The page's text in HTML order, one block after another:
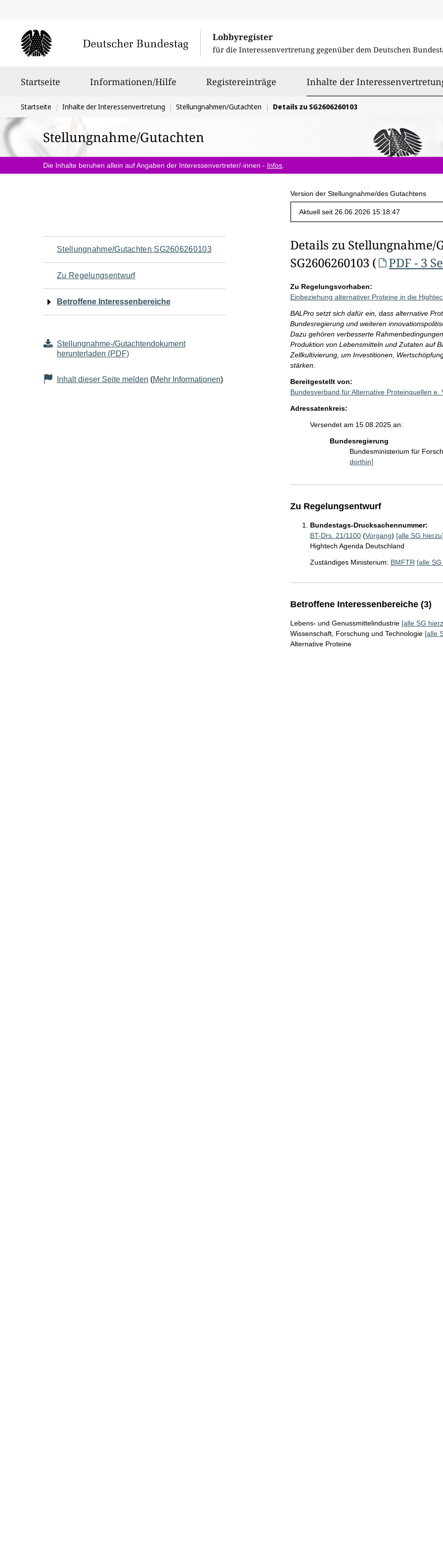
Lobbyregister
für die Interessenvertretung gegenüber dem Deutschen
Startseite Informationen/Hilfe Registereinträge Inhalte der
Sie
befinden
sich
hier:
Startseite Inhalte der Interessenvertretung Stellungnahmen/Gutachten Details zu SG2606260103
Stellungnahme/Gutachten
Die Inhalte beruhen allein auf Angaben der Interessenvertreter/-innen - Infos
Version der Stellungnahme/des Gutachtens
Navigation
für
den
Seiteninhalt
Stellungnahme/Gutachten SG2606260103
Zu Regelungsentwurf
Betroffene Interessenbereiche
Stellungnahme-/Gutachtendokument
herunterladen (PDF)
Inhalt dieser Seite melden (Mehr Informationen)
Details zu Stellungnahme/
SG2606260103 (
PDF - 3
Zu Regelungsvorhaben:
Einbeziehung alternativer Proteine in die
BALPro setzt sich dafür ein, dass alternative
Bundesregierung und weiteren
Dazu gehören verbesserte
Produktion von Lebensmitteln und Zutaten auf
Zellkultivierung, um Investitionen,
stärken.
Bereitgestellt von:
Bundesverband für Alternative Proteinquellen e.
Adressatenkreis:
Versendet am 15.08.2025 an:
Bundesregierung
Bundesministerium für
dorthin]
Zu Regelungsentwurf
Bundestags-Drucksachennummer:
BT-Drs. 21/1100(Vorgang) [alle SG
Hightech Agenda Deutschland
Zuständiges Ministerium: BMFTR [alle
Betroffene Interessenbereiche (3)
Lebens- und Genussmittelindustrie [alle SG
Wissenschaft, Forschung und Technologie [alle
Alternative Proteine